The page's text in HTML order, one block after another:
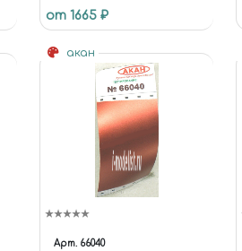
от 1665 ₽
акан
Арт. 66040